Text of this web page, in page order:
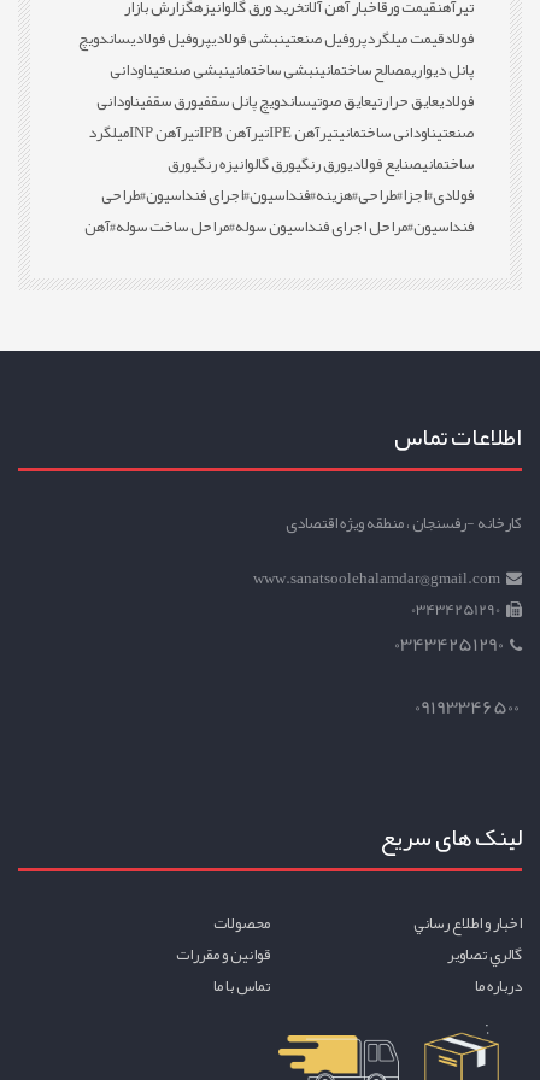
تیرآهنقیمت ورقاخبار آهن آلاتخرید ورق گالوانیزهگزارش بازار
فولادقیمت میلگردپروفیل صنعتینبشی فولادیپروفیل فولادیساندویچ
پانل دیواریمصالح ساختمانینبشی ساختمانینبشی صنعتیناودانی
فولادیعایق حرارتیعایق صوتیساندویچ پانل سقفیورق سقفیناودانی
صنعتیناودانی ساختمانیتیرآهن IPE تیرآهن IPB تیرآهن INP
میلگرد
ساختمانیصنایع فولادیورق رنگیورق گالوانیزه رنگیورق
فولادی#اجزا#طراحی#هزینه#فنداسیون#اجرای فنداسیون#طراحی
فنداسیون#مراحل اجرای فنداسیون سوله#مراحل ساخت سوله#آهن
اطلاعات تماس
کارخانه -رفسنجان ، منطقه ویژه اقتصادی
www.sanatsoolehalamdar@gmail.com
03434251290
03434251290
09193346500
لینک های سریع
اخبار و اطلاع رساني
محصولات
گالري تصاوير
قوانين و مقررات
درباره ما
تماس با ما